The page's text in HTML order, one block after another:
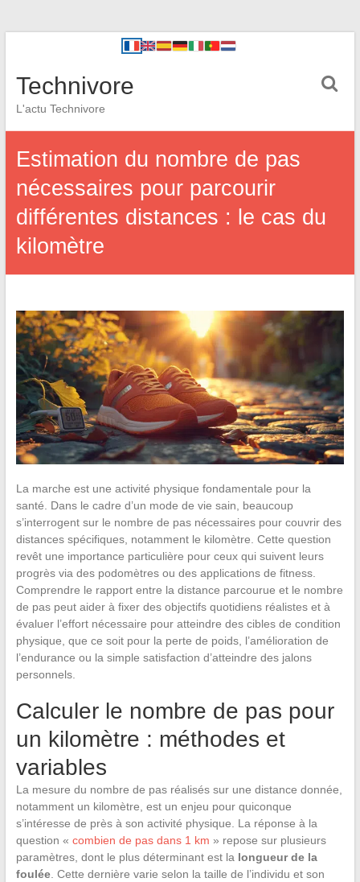
Technivore
L'actu Technivore
Estimation du nombre de pas
nécessaires pour parcourir
différentes distances : le cas du
kilomètre
La marche est une activité physique fondamentale pour la
santé. Dans le cadre d’un mode de vie sain, beaucoup
s’interrogent sur le nombre de pas nécessaires pour couvrir des
distances spécifiques, notamment le kilomètre. Cette question
revêt une importance particulière pour ceux qui suivent leurs
progrès via des podomètres ou des applications de fitness.
Comprendre le rapport entre la distance parcourue et le nombre
de pas peut aider à fixer des objectifs quotidiens réalistes et à
évaluer l’effort nécessaire pour atteindre des cibles de condition
physique, que ce soit pour la perte de poids, l’amélioration de
l’endurance ou la simple satisfaction d’atteindre des jalons
personnels.
Calculer le nombre de pas pour
un kilomètre : méthodes et
variables
La mesure du nombre de pas réalisés sur une distance donnée,
notamment un kilomètre, est un enjeu pour quiconque
s’intéresse de près à son activité physique. La réponse à la
question « combien de pas dans 1 km » repose sur plusieurs
paramètres, dont le plus déterminant est la longueur de la
foulée. Cette dernière varie selon la taille de l’individu et son